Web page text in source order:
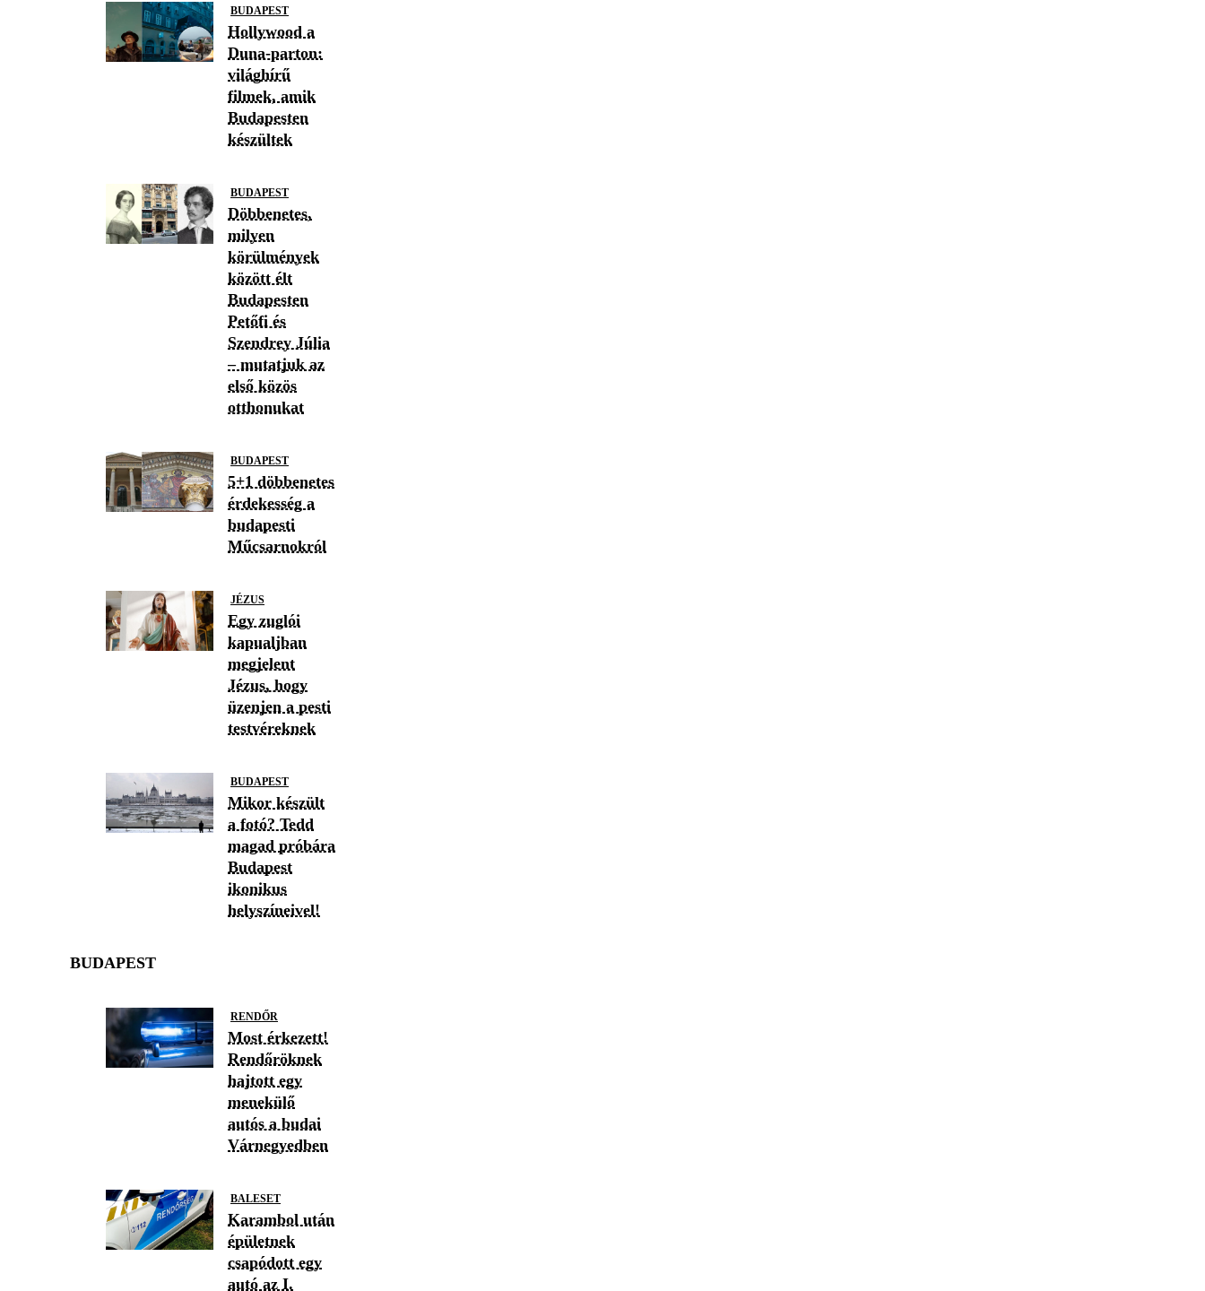
BUDAPEST
Hollywood a
Duna-parton:
világhírű
filmek, amik
Budapesten
készültek
BUDAPEST
Döbbenetes,
milyen
körülmények
között élt
Budapesten
Petőfi és
Szendrey Júlia
– mutatjuk az
első közös
otthonukat
BUDAPEST
5+1 döbbenetes
érdekesség a
budapesti
Műcsarnokról
JÉZUS
Egy zuglói
kapualjban
megjelent
Jézus, hogy
üzenjen a pesti
testvéreknek
BUDAPEST
Mikor készült
a fotó? Tedd
magad próbára
Budapest
ikonikus
helyszíneivel!
BUDAPEST
RENDŐR
Most érkezett!
Rendőröknek
hajtott egy
menekülő
autós a budai
Várnegyedben
BALESET
Karambol után
épületnek
csapódott egy
autó az I.